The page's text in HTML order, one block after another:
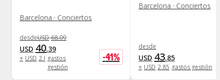
Barcelona · Conciertos
desdeUSD 68.09
USD 40.39
+ USD 2.08gastos
gestión
-41%
Barcelona · Conciertos
desde
USD 43.85
+ USD 2.85 gastos gestión